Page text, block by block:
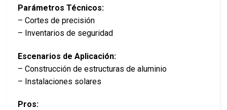
Parámetros Técnicos:
– Cortes de precisión
– Inventarios de seguridad
Escenarios de Aplicación:
– Construcción de estructuras de aluminio
– Instalaciones solares
Pros: